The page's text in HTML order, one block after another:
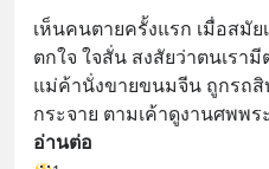
เห็นคนตายครั้งแรก เมื่อสมั
ตกใจ ใจสั่น สงสัยว่าตนเรา
แม่ค้านั่งขายขนมจีน ถูกรถสิ
กระจาย ตามเค้าดูงานศพพ
อ่านต่อ